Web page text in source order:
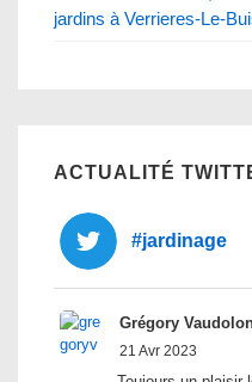
jardins à Verrieres-Le-
ACTUALITÉ
#jardinage
Grégory
21 Avr 2023